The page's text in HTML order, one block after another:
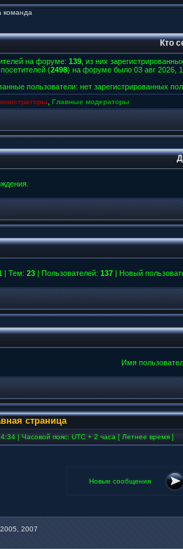
команда
Кто
на форуме: 139 , из них
(2498) на форуме было 03 авг 2026,
пользователи: нет зарегистрированных
Главные модераторы
| Тем: 23 | Пользователей: 137 | Новый
Имя
страница
| Часовой пояс: UTC + 2 часа [ Летнее время ]
Новые сообщения
2007